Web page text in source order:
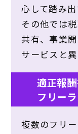
心して踏み出
その他では
共有、事業
サービスと
適正報
フリー
複数のフリ